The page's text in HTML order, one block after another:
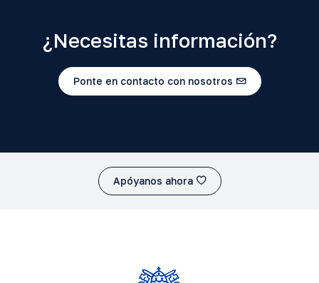
¿Necesitas información?
Ponte en contacto con nosotros
Apóyanos ahora